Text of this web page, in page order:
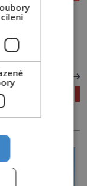
i
cílení